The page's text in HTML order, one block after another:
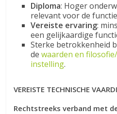
Diploma: Hoger
relevant voor de
Vereiste ervaring:
een gelijkaardige
Sterke betrokkenheid
dewaarden en
instelling.
VEREISTE TECHNISCHE
Rechtstreeks verband met